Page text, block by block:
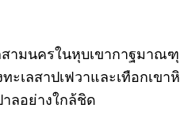
ามนครในหุบเขากาฐมา
เลสาปเฟวาและเทือกเ
ลอย่างใกล้ชิด